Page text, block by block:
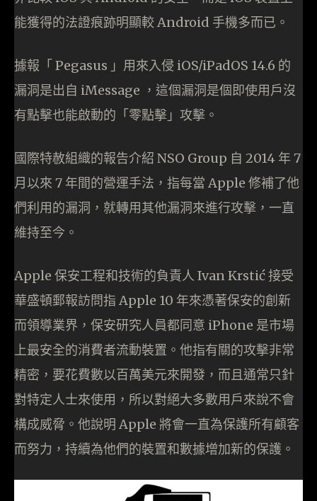
能獲得的法證痕跡明顯較 Android 手機多而已。
據報「 Pegasus 」用來入侵 iOS/iPadOS 14.6 的
漏洞是出自 iMessage ，這個漏洞是個即使用戶沒
有點擊也能啟動的「零點擊」攻擊。
國際特赦組織的報告介紹 NSO Group 自 2014 年 7
月以來 7 年間的營運手法，指每當 Apple 修補了他
們利用的漏洞，就轉用其他漏洞來進行攻擊，一直
維持至今。
Apple 保安工程和技術的負責人 Ivan Krstić 接受
華盛頓郵報訪問指 Apple 10 年來憑著保安的創新
而領導業界，保安研究人員都同意 iPhone 是市場
上最安全的消費者流動裝置。他指有關的攻擊非常
精密，要花費數以百萬美元來開發，而且通常只針
對特定人士來使用，所以對絕大多數用戶來說不會
構成威脅。他說明 Apple 將會一直為保護所有顧客
而努力，持續為他們的裝置和數據增加新的保護。